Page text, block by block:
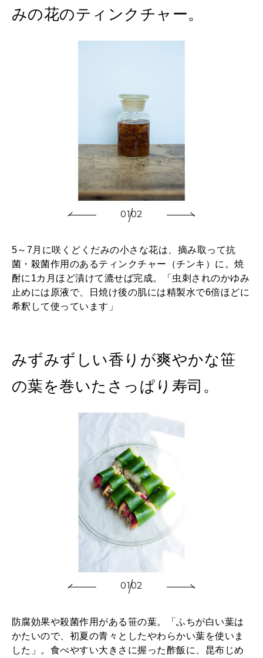
2026年5月号「“大好き”に出会いに。韓国」
2026年2月号「良運を掴む 新・開運術。」
2026年1月号「猫がいれば、幸せ」
2025年12月号「お酒の新常識。」
FOLLOW US!
みの花のティンクチャー。
0102
5～7月に咲くどくだみの小さな花は、摘み取って抗
菌・殺菌作用のあるティンクチャー（チンキ）に。焼
酎に1カ月ほど漬けて漉せば完成。「虫刺されのかゆみ
止めには原液で、日焼け後の肌には精製水で6倍ほどに
希釈して使っています」
みずみずしい香りが爽やかな笹
の葉を巻いたさっぱり寿司。
0102
防腐効果や殺菌作用がある笹の葉。「ふちが白い葉は
かたいので、初夏の青々としたやわらかい葉を使いま
した」。食べやすい大きさに握った酢飯に、昆布じめ